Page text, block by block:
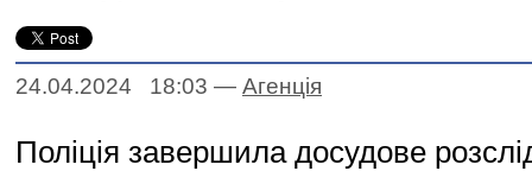
24.04.2024 18:03 — Агенцiя
Поліція завершила досудове